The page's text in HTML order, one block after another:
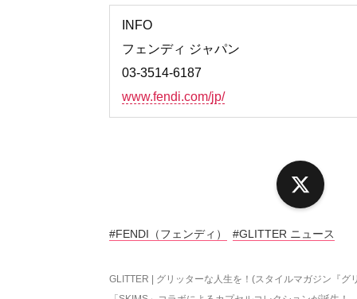
INFO
フェンディ ジャパン
03-3514-6187
www.fendi.com/jp/
#FENDI（フェンディ） #GLITTER ニュース
GLITTER | グリッターな人生を！(スタイルマガジン『グ